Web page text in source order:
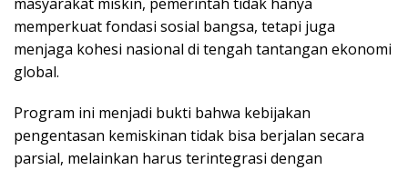
memperkuat fondasi sosial bangsa, tetapi juga
menjaga kohesi nasional di tengah tantangan ekonomi
global.
Program ini menjadi bukti bahwa kebijakan
pengentasan kemiskinan tidak bisa berjalan secara
parsial, melainkan harus terintegrasi dengan